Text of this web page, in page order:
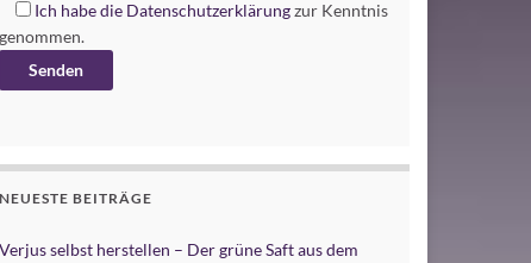
Ich habe die Datenschutzerklärungzur Kenntnis
genommen.
NEUESTE BEITRÄGE
Verjus selbst herstellen – Der grüne Saft aus dem